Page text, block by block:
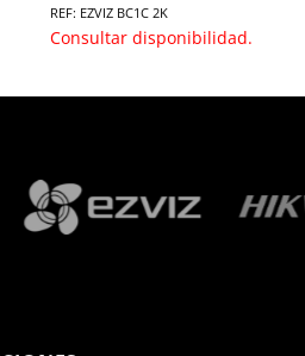
REF: EZVIZ BC1C 2K
Consultar disponibilidad.